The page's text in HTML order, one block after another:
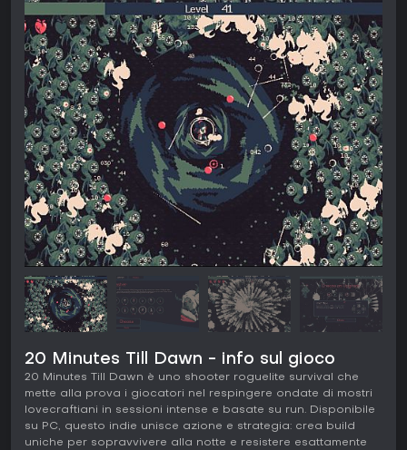
20 Minutes Till Dawn - info sul gioco
20 Minutes Till Dawn è uno shooter roguelite survival che
mette alla prova i giocatori nel respingere ondate di mostri
lovecraftiani in sessioni intense e basate su run. Disponibile
su PC, questo indie unisce azione e strategia: crea build
uniche per sopravvivere alla notte e resistere esattamente